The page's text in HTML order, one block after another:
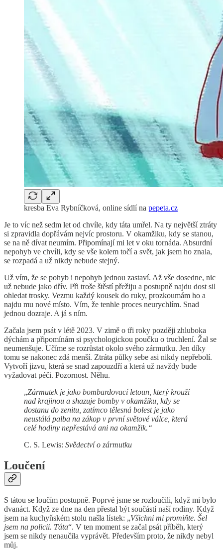
kresba Eva Rybníčková, online sídlí na pepeta.cz
Je to víc než sedm let od chvíle, kdy táta umřel. Na ty největší ztráty
si zpravidla dopřávám nejvíc prostoru. V okamžiku, kdy se stanou,
se na ně dívat neumím. Připomínají mi let v oku tornáda. Absurdní
nepohyb ve chvíli, kdy se vše kolem točí a svět, jak jsem ho znala,
se rozpadá a už nikdy nebude stejný.
Už vím, že se pohyb i nepohyb jednou zastaví. Až vše dosedne, nic
už nebude jako dřív. Při troše štěstí přežiju a postupně najdu dost sil
ohledat trosky. Vezmu každý kousek do ruky, prozkoumám ho a
najdu mu nové místo. Vím, že tenhle proces neurychlím. Snad
jednou dozraje. A já s ním.
Začala jsem psát v létě 2023. V zimě o tři roky později zhluboka
dýchám a připomínám si psychologickou poučku o truchlení. Žal se
neumenšuje. Učíme se rozrůstat okolo svého zármutku. Jen díky
tomu se nakonec zdá menší. Ztráta půlky sebe asi nikdy nepřebolí.
Vytvoří jizvu, která se snad zapouzdří a která už navždy bude
vyžadovat péči. Pozornost. Něhu.
„Zármutek je jako bombardovací letoun, který krouží
nad krajinou a shazuje bomby v okamžiku, kdy se
dostanu do zenitu, zatímco tělesná bolest je jako
neustálá palba na zákop v první světové válce, která
celé hodiny nepřestává ani na okamžik.“
C. S. Lewis: Svědectví o zármutku
Loučení
S tátou se loučím postupně. Poprvé jsme se rozloučili, když mi bylo
dvanáct. Když ze dne na den přestal být součástí naší rodiny. Když
jsem na kuchyňském stolu našla lístek: „Všichni mi promiňte. Šel
jsem na policii. Táta“. V ten moment se začal psát příběh, který
jsem se nikdy nenaučila vyprávět. Především proto, že nikdy nebyl
můj.